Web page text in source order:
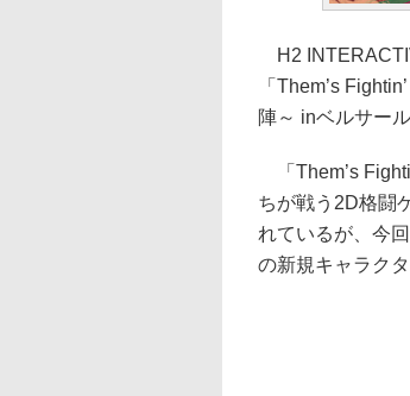
H2
「Them’s
陣～ inベルサー
「Them’s
ちが戦う2D格闘
れているが、今
の新規キャラク